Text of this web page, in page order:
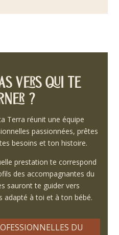
vers qui te
?
Terra réunit une équipe
passionnées, prêtes
besoins et ton histoire.
prestation te correspond
des accompagnantes du
sauront te guider vers
adapté à toi et à ton bébé.
DU